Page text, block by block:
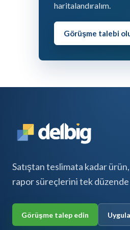
haritalandıralım.
Görüşme talebi
Satıştan teslimata kadar
rapor süreçlerini tek
Görüşme talep edin